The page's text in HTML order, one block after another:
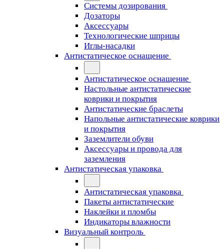
Системы дозирования
Дозаторы
Аксессуары
Технологические шприцы
Иглы-насадки
Антистатическое оснащение
Антистатическое оснащение
Настольные антистатические
коврики и покрытия
Антистатические браслеты
Напольные антистатические коврики
и покрытия
Заземлители обуви
Аксессуары и провода для
заземления
Антистатическая упаковка
Антистатическая упаковка
Пакеты антистатические
Наклейки и пломбы
Индикаторы влажности
Визуальный контроль